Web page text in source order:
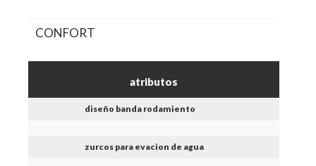
CONFORT
atributos
diseño banda rodamiento
zurcos para evacion de agua